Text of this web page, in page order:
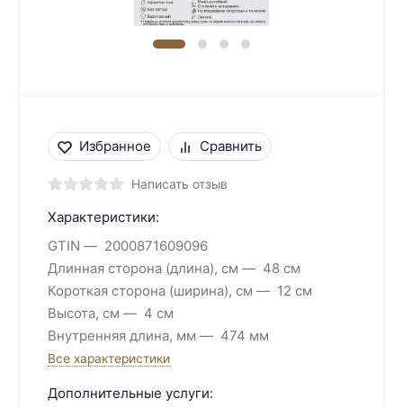
Избранное Сравнить
Написать отзыв
Характеристики:
GTIN
2000871609096
Длинная сторона (длина), см
48 см
Короткая сторона (ширина), см
12 см
Высота, см
4 см
Внутренняя длина, мм
474 мм
Все характеристики
Дополнительные услуги: